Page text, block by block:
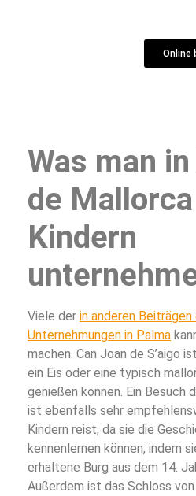
Online
Was man
de
Kindern
Viele der in anderen
Unternehmungen in Palma
machen. Can Joan de S’aigo
ein Eis oder eine typisch
genießen können. Ein Besuch
ist ebenfalls sehr
Kindern reist, da sie die
kennenlernen können, indem
erhaltene Burg aus dem 14.
Außerdem ist das Schloss